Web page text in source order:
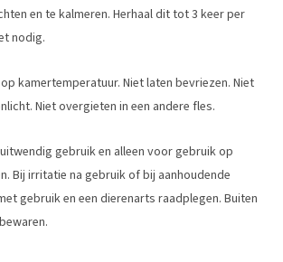
en te kalmeren. Herhaal dit tot 3 keer per
nodig.
kamertemperatuur. Niet laten bevriezen. Niet
Niet overgieten in een andere fles.
gebruik en alleen voor gebruik op
Bij irritatie na gebruik of bij aanhoudende
gebruik en een dierenarts raadplegen. Buiten